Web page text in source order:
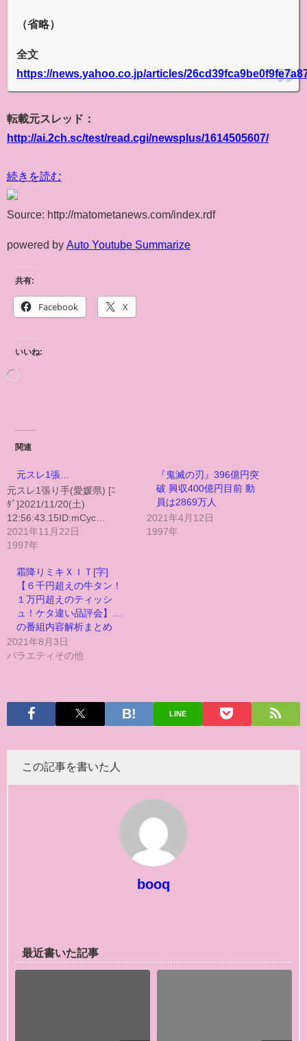
（省略）
全文
https://news.yahoo.co.jp/articles/
転載元スレッド：
http://ai.2ch.sc/test/read.cgi/newsplus/1614505607/
続きを読む
Source: http://matometanews.com/index.rdf
powered by Auto Youtube Summarize
共有:
Facebook X
いいね:
関連
元スレ1張…
元スレ1張り手(愛媛県) [ﾆ
ﾀﾞ]2021/11/20(土)
12:56:43.15ID:mCyc…
2021年11月22日
1997年
『鬼滅の刃』396億円突
破 興収400億円目前 動
員は2869万人
2021年4月12日
1997年
霜降りミキＸＩＴ[字]
【６千円超えの牛タン！
１万円超えのティッシ
ュ！ケタ違い品評会】…
の番組内容解析まとめ
2021年8月3日
バラエティその他
LINE
この記事を書いた人
booq
最近書いた記事